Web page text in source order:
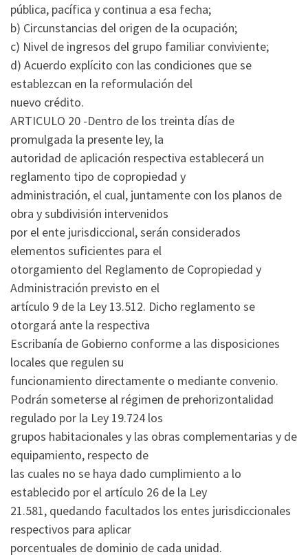
pública, pacífica y continua a esa fecha;
b) Circunstancias del origen de la ocupación;
c) Nivel de ingresos del grupo familiar conviviente;
d) Acuerdo explícito con las condiciones que se
establezcan en la reformulación del
nuevo crédito.
ARTICULO 20 -Dentro de los treinta días de
promulgada la presente ley, la
autoridad de aplicación respectiva establecerá un
reglamento tipo de copropiedad y
administración, el cual, juntamente con los planos de
obra y subdivisión intervenidos
por el ente jurisdiccional, serán considerados
elementos suficientes para el
otorgamiento del Reglamento de Copropiedad y
Administración previsto en el
artículo 9 de la Ley 13.512. Dicho reglamento se
otorgará ante la respectiva
Escribanía de Gobierno conforme a las disposiciones
locales que regulen su
funcionamiento directamente o mediante convenio.
Podrán someterse al régimen de prehorizontalidad
regulado por la Ley 19.724 los
grupos habitacionales y las obras complementarias y de
equipamiento, respecto de
las cuales no se haya dado cumplimiento a lo
establecido por el artículo 26 de la Ley
21.581, quedando facultados los entes jurisdiccionales
respectivos para aplicar
porcentuales de dominio de cada unidad.